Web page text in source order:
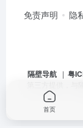
免责声明 隐
隔壁导航| 粤
首页